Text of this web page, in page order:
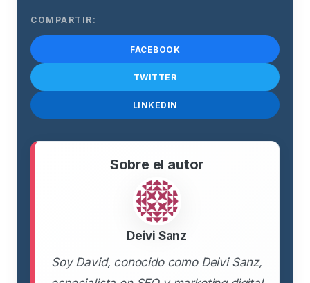
COMPARTIR:
FACEBOOK
TWITTER
LINKEDIN
Sobre el autor
Deivi Sanz
Soy David, conocido como Deivi Sanz,